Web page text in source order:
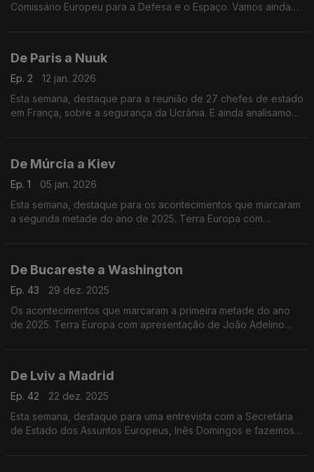
Comissário Europeu para a Defesa e o Espaço. Vamos ainda
De Paris a Nuuk
Ep. 2
12 jan. 2026
Esta semana, destaque para a reunião de 27 chefes de estado
em França, sobre a segurança da Ucrânia. E ainda analisamos
De Múrcia a Kiev
Ep. 1
05 jan. 2026
Esta semana, destaque para os acontecimentos que marcaram
a segunda metade do ano de 2025. Terra Europa com
De Bucareste a Washington
Ep. 43
29 dez. 2025
Os acontecimentos que marcaram a primeira metade do ano
de 2025. Terra Europa com apresentação de João Adelino
De Lviv a Madrid
Ep. 42
22 dez. 2025
Esta semana, destaque para uma entrevista com a Secretária
de Estado dos Assuntos Europeus, Inês Domingos e fazemos